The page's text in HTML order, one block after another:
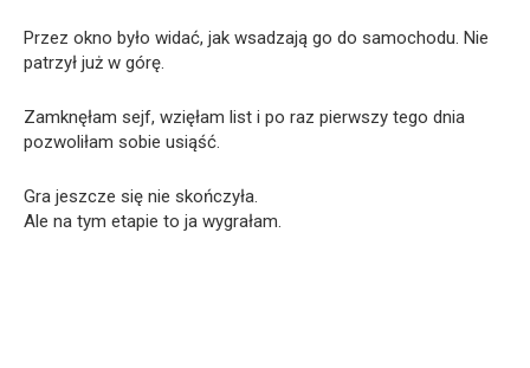
Przez okno było widać, jak wsadzają go do samochodu. Nie
patrzył już w górę.
Zamknęłam sejf, wzięłam list i po raz pierwszy tego dnia
pozwoliłam sobie usiąść.
Gra jeszcze się nie skończyła.
Ale na tym etapie to ja wygrałam.